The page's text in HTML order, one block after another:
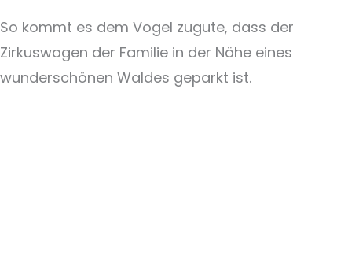
So kommt es dem Vogel zugute, dass der
Zirkuswagen der Familie in der Nähe eines
wunderschönen Waldes geparkt ist.